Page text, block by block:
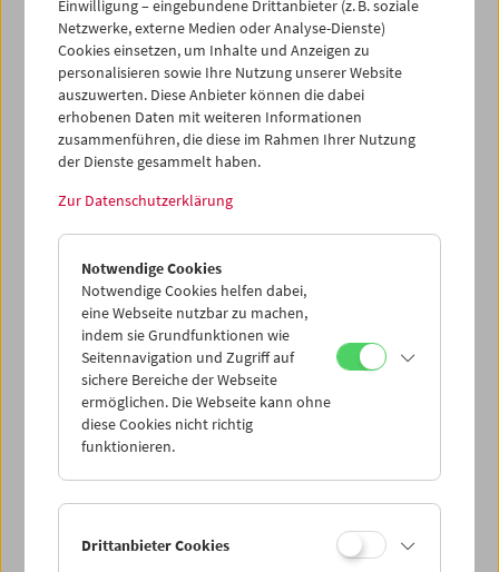
sowieDieter Bandhauer, Gründer und Verleger des
Sonderzahl Verlags, im Filmmuseum vorgestellt.
ProgrammSept / Okt 2023 - Buchpräsentation Wege (1-2)
Einwilligung – eingebundene Drittanbieter (z. B. soziale
Netzwerke, externe Medien oder Analyse-Dienste)
Cookies einsetzen, um Inhalte und Anzeigen zu
personalisieren sowie Ihre Nutzung unserer Website
auszuwerten. Diese Anbieter können die dabei
erhobenen Daten mit weiteren Informationen
zusammenführen, die diese im Rahmen Ihrer Nutzung
der Dienste gesammelt haben.
Zur Datenschutzerklärung
Notwendige Cookies
Notwendige Cookies helfen dabei,
eine Webseite nutzbar zu machen,
indem sie Grundfunktionen wie
Seitennavigation und Zugriff auf
sichere Bereiche der Webseite
ermöglichen. Die Webseite kann ohne
diese Cookies nicht richtig
funktionieren.
Drittanbieter Cookies